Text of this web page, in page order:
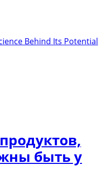
Behind Its Potential
быть у